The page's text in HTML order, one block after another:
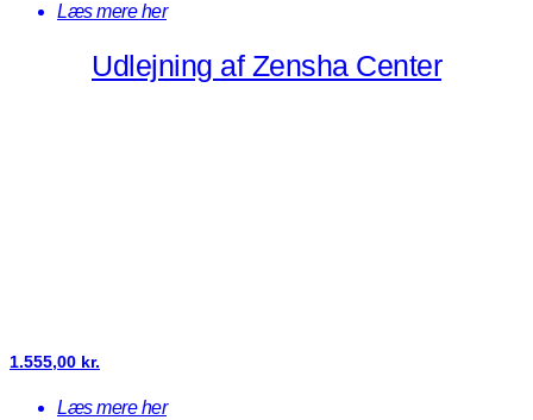
Læs mere her
Udlejning af Zensha Center
1.555,00 kr.
Læs mere her